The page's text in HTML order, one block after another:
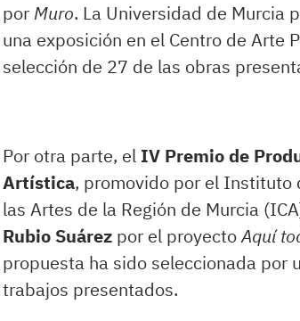
porMuro. La Universidad de Murcia
una exposición en el Centro de Arte
selección de 27 de las obras
Por otra parte, el IV Premio de
Artística, promovido por el Instituto
las Artes de la Región de Murcia
Rubio Suárez por el proyectoAquí
propuesta ha sido seleccionada por
trabajos presentados.